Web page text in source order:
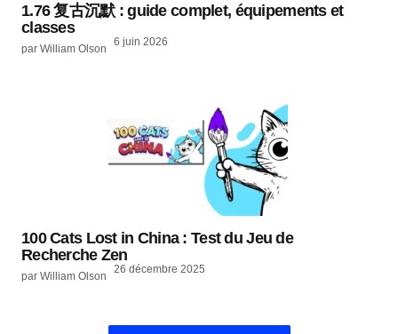
1.76 复古沉默 : guide complet, équipements et
classes
par William Olson
6 juin 2026
100 Cats Lost in China : Test du Jeu de
Recherche Zen
par William Olson
26 décembre 2025